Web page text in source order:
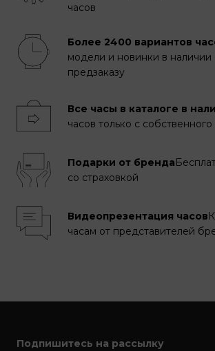
часов
Более 2400 вариантов
модели и новинки в наличии
предзаказу
Все часы в каталоге в
часов только с собственного
Подарки от бренда
со страховкой
Видеопрезентация часов
часам от представителей
Подпишитесь на рассылку